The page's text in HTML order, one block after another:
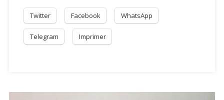
Twitter Facebook WhatsApp
Telegram Imprimer